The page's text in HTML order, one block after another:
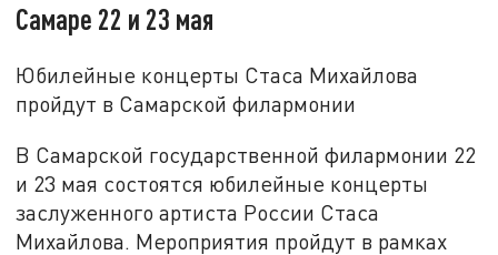
Самаре 22 и 23 мая
Юбилейные концерты Стаса Михайлова
пройдут в Самарской филармонии
В Самарской государственной филармонии 22
и 23 мая состоятся юбилейные концерты
заслуженного артиста России Стаса
Михайлова. Мероприятия пройдут в рамках